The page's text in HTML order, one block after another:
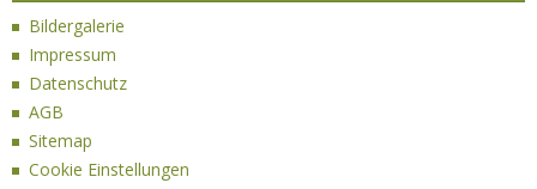
Bildergalerie
Impressum
Datenschutz
AGB
Sitemap
Cookie Einstellungen